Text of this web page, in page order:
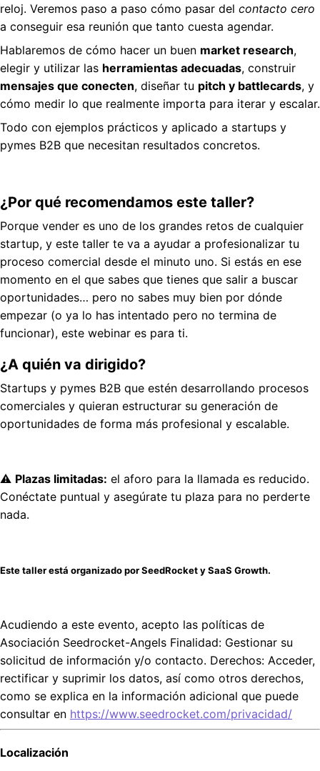
reloj. Veremos paso a paso cómo pasar del contacto cero
a conseguir esa reunión que tanto cuesta agendar.
Hablaremos de cómo hacer un buen market research,
elegir y utilizar las herramientas adecuadas, construir
mensajes que conecten, diseñar tu pitch y battlecards, y
cómo medir lo que realmente importa para iterar y escalar.
Todo con ejemplos prácticos y aplicado a startups y
pymes B2B que necesitan resultados concretos.
¿Por qué recomendamos este taller?
Porque vender es uno de los grandes retos de cualquier
startup, y este taller te va a ayudar a profesionalizar tu
proceso comercial desde el minuto uno. Si estás en ese
momento en el que sabes que tienes que salir a buscar
oportunidades… pero no sabes muy bien por dónde
empezar (o ya lo has intentado pero no termina de
funcionar), este webinar es para ti.
¿A quién va dirigido?
Startups y pymes B2B que estén desarrollando procesos
comerciales y quieran estructurar su generación de
oportunidades de forma más profesional y escalable.
⚠️ Plazas limitadas: el aforo para la llamada es reducido.
Conéctate puntual y asegúrate tu plaza para no perderte
nada.
Este taller está organizado por SeedRocket y SaaS Growth.
Acudiendo a este evento, acepto las políticas de
Asociación Seedrocket-Angels Finalidad: Gestionar su
solicitud de información y/o contacto. Derechos: Acceder,
rectificar y suprimir los datos, así como otros derechos,
como se explica en la información adicional que puede
consultar en https://www.seedrocket.com/privacidad/
Localización